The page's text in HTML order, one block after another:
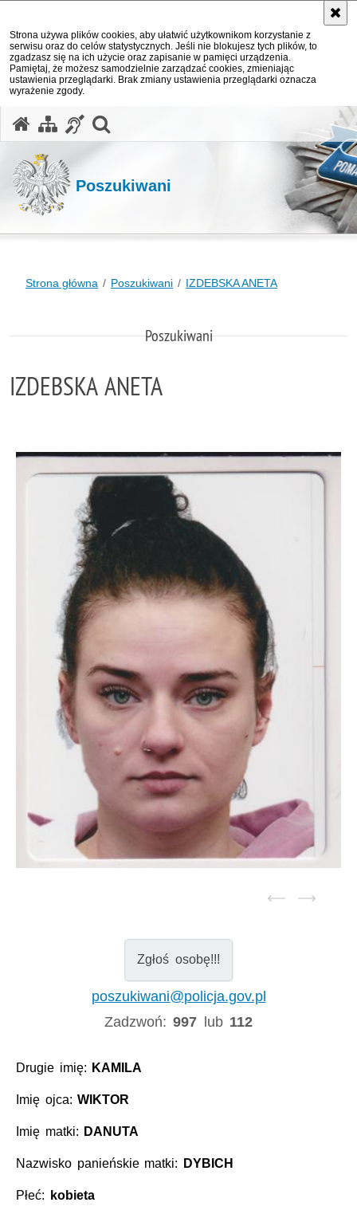
Strona używa plików cookies, aby ułatwić użytkownikom korzystanie z
serwisu oraz do celów statystycznych. Jeśli nie blokujesz tych plików, to
zgadzasz się na ich użycie oraz zapisanie w pamięci urządzenia.
Pamiętaj, że możesz samodzielnie zarządzać cookies, zmieniając
ustawienia przeglądarki. Brak zmiany ustawienia przeglądarki oznacza
wyrażenie zgody.
Poszukiwani
Strona główna Poszukiwani IZDEBSKA ANETA
Poszukiwani
IZDEBSKA ANETA
Zgłoś osobę!!!
poszukiwani@policja.gov.pl
Zadzwoń:997 lub 112
Drugie imię: KAMILA
Imię ojca:WIKTOR
Imię matki: DANUTA
Nazwisko panieńskie matki: DYBICH
Płeć: kobieta